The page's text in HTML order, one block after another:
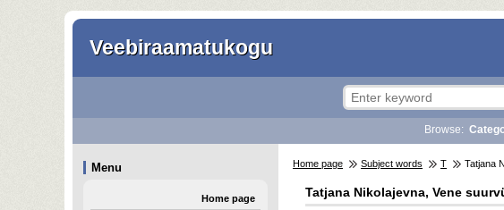
Veebiraamatukogu
Browse:
Menu
Home page
Home page Subject words T Tatjana
Tatjana Nikolajevna, Vene